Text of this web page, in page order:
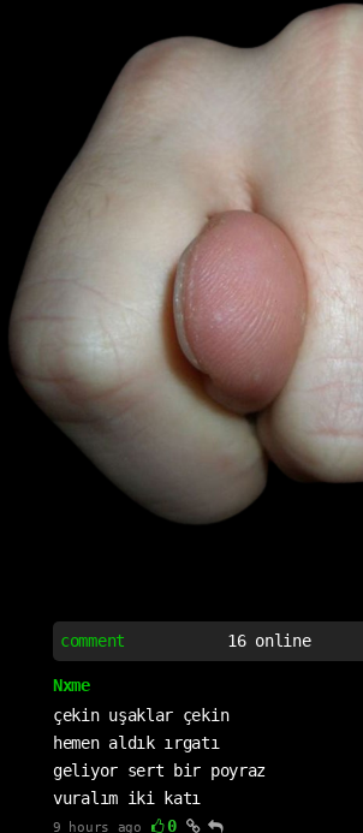
comment 16online
Nxme
çekin uşaklar çekin
hemen aldık ırgatı
geliyor sert bir poyraz
vuralım iki katı
9 hours ago 0